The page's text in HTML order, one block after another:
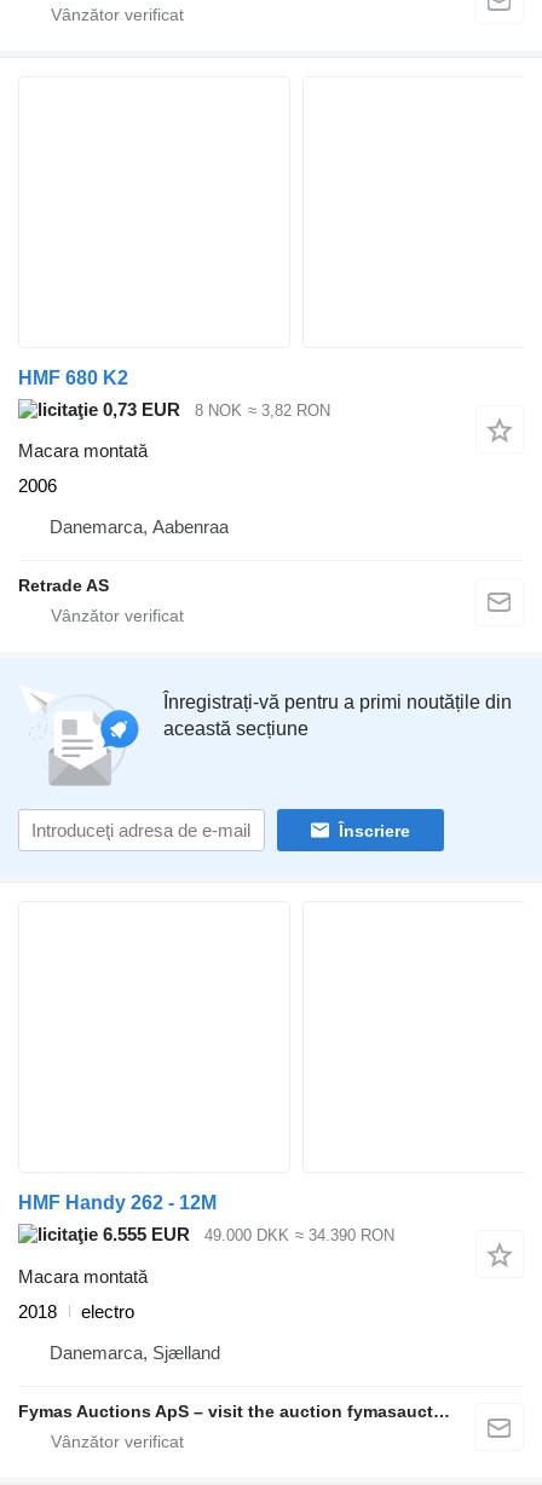
HMF 680 K2
0,73 EUR
8 NOK ≈ 3,82 RON
Macara montată
2006
Danemarca, Aabenraa
Retrade AS
Înregistrați-vă pentru a primi noutățile din
această secțiune
Înscriere
HMF Handy 262 - 12M
6.555 EUR
49.000 DKK ≈ 34.390 RON
Macara montată
2018
electro
Danemarca, Sjælland
Fymas Auctions ApS – visit the auction fymasauctions.dk